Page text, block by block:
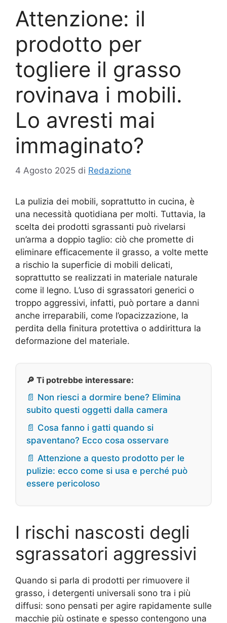
Attenzione: il
prodotto per
togliere il grasso
rovinava i mobili.
Lo avresti mai
immaginato?
4 Agosto 2025 di Redazione
La pulizia dei mobili, soprattutto in cucina, è
una necessità quotidiana per molti. Tuttavia, la
scelta dei prodotti sgrassanti può rivelarsi
un’arma a doppio taglio: ciò che promette di
eliminare efficacemente il grasso, a volte mette
a rischio la superficie di mobili delicati,
soprattutto se realizzati in materiale naturale
come il legno. L’uso di sgrassatori generici o
troppo aggressivi, infatti, può portare a danni
anche irreparabili, come l’opacizzazione, la
perdita della finitura protettiva o addirittura la
deformazione del materiale.
🔎 Ti potrebbe interessare:
📄 Non riesci a dormire bene? Elimina
subito questi oggetti dalla camera
📄 Cosa fanno i gatti quando si
spaventano? Ecco cosa osservare
📄 Attenzione a questo prodotto per le
pulizie: ecco come si usa e perché può
essere pericoloso
I rischi nascosti degli
sgrassatori aggressivi
Quando si parla di prodotti per rimuovere il
grasso, i detergenti universali sono tra i più
diffusi: sono pensati per agire rapidamente sulle
macchie più ostinate e spesso contengono una